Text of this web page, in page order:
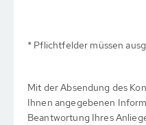
* Pflichtfelder müssen
Mit der Absendung des
Ihnen angegebenen
Beantwortung Ihres